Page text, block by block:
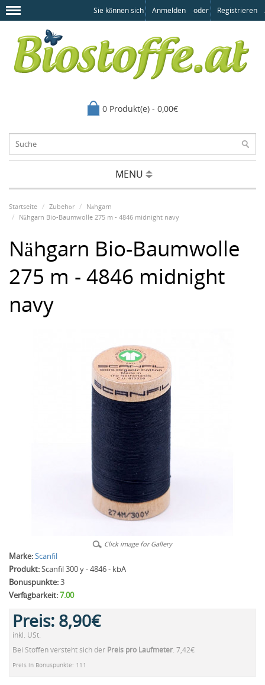
Sie können sich Anmelden oder Registrieren .
0 Produkt(e) - 0,00€
MENU
Startseite Zubehör
Nähgarn
Nähgarn Bio-Baumwolle 275 m - 4846 midnight navy
Nähgarn Bio-Baumwolle
275 m - 4846 midnight
navy
Click image for Gallery
Marke:Scanfil
Produkt:Scanfil 300 y - 4846 - kbA
Bonuspunkte:3
Verfügbarkeit:7.00
Preis: 8,90€
inkl. USt.
Bei Stoffen versteht sich der Preis pro Laufmeter. 7,42€
Preis in Bonuspunkte: 111